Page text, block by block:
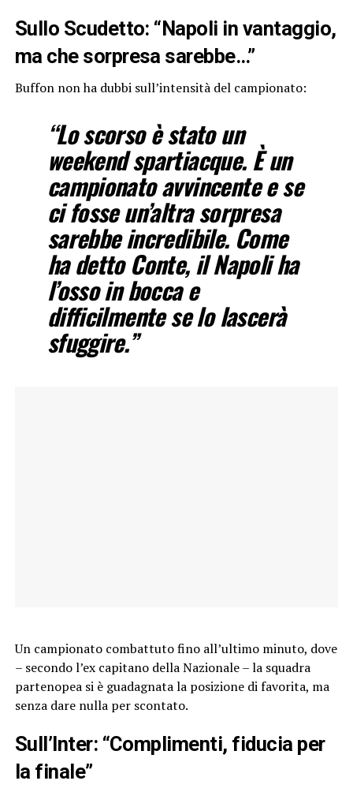
Sullo Scudetto: “Napoli in vantaggio,
ma che sorpresa sarebbe…”
Buffon non ha dubbi sull’intensità del campionato:
“Lo scorso è stato un
weekend spartiacque. È un
campionato avvincente e se
ci fosse un’altra sorpresa
sarebbe incredibile. Come
ha detto Conte, il Napoli ha
l’osso in bocca e
difficilmente se lo lascerà
sfuggire.”
Un campionato combattuto fino all’ultimo minuto, dove
– secondo l’ex capitano della Nazionale – la squadra
partenopea si è guadagnata la posizione di favorita, ma
senza dare nulla per scontato.
Sull’Inter: “Complimenti, fiducia per
la finale”